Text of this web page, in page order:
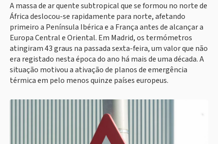
A massa de ar quente subtropical que se formou no norte de
África deslocou-se rapidamente para norte, afetando
primeiro a Península Ibérica e a França antes de alcançar a
Europa Central e Oriental. Em Madrid, os termómetros
atingiram 43 graus na passada sexta-feira, um valor que não
era registado nesta época do ano há mais de uma década. A
situação motivou a ativação de planos de emergência
térmica em pelo menos quinze países europeus.